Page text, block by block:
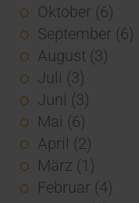
Oktober (6)
September (6)
August (3)
Juli (3)
Juni (3)
Mai (6)
April (2)
März (1)
Februar (4)